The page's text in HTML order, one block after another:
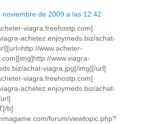
noviembre de 2009 a las 12:42
viagra.freehostp.com]
achetez.enjoymeds.biz/achat-
www.acheter-
www.viagra-
achat-viagra.jpg[/img][/url]
viagra.freehostp.com]
achetez.enjoymeds.biz/achat-
b]
forum/viewtopic.php?